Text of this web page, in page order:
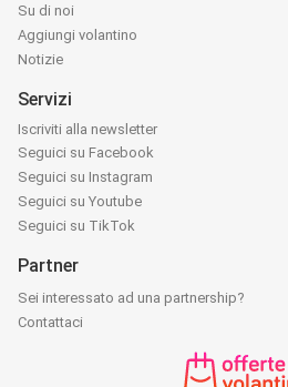
Su di noi
Aggiungi volantino
Notizie
Servizi
Iscriviti alla newsletter
Seguici su Facebook
Seguici su Instagram
Seguici su Youtube
Seguici su TikTok
Partner
Sei interessato ad una partnership?
Contattaci